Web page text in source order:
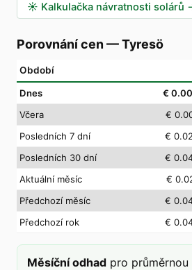
☀️ Kalkulačka návratnosti solárů
Porovnání cen —Tyresö
Období
Dnes €
Včera
€
Posledních 7 dní
€
Posledních 30 dní
€
Aktuální měsíc
€
Předchozí měsíc
€
Předchozí rok
€
Měsíční odhad pro